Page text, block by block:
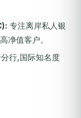
专注离岸私人银
净值客户。
行,国际知名度